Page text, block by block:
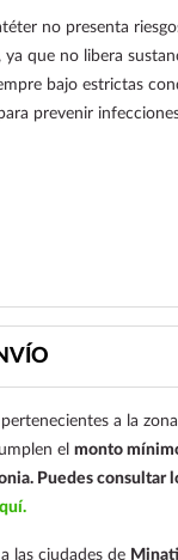
no presenta
ya que no libera
bajo estrictas
prevenir
pertenecientes a la
elmonto
Puedes consultar
las ciudades de